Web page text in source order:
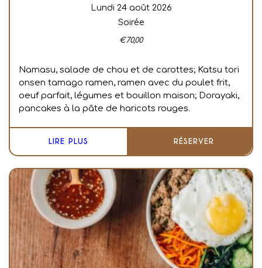
lundi 24 août 2026
Soirée
€70,00
Namasu, salade de chou et de carottes; Katsu tori
onsen tamago ramen, ramen avec du poulet frit,
oeuf parfait, légumes et bouillon maison; Dorayaki,
pancakes à la pâte de haricots rouges.
LIRE PLUS RÉSERVER